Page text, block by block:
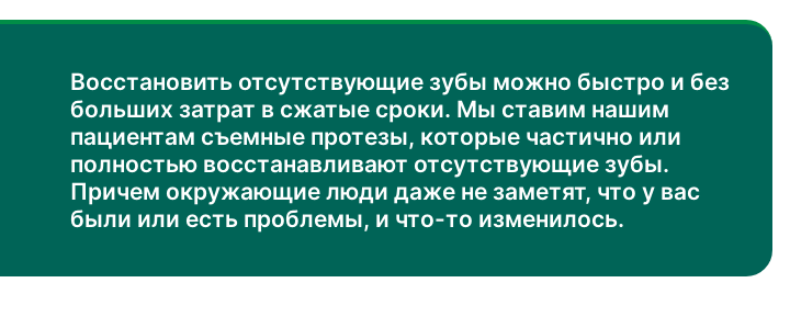
Восстановить отсутствующие зубы можно быстро и без
больших затрат в сжатые сроки. Мы ставим нашим
пациентам съемные протезы, которые частично или
полностью восстанавливают отсутствующие зубы.
Причем окружающие люди даже не заметят, что у вас
были или есть проблемы, и что-то изменилось.